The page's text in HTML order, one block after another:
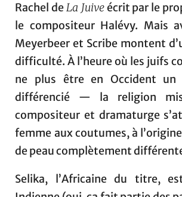
Rachel deLa Juiveécrit par le
le compositeur Halévy. Mais
Meyerbeer et Scribe montent
difficulté. À l’heure où les juifs
ne plus être en Occident un
différencié — la religion
compositeur et dramaturge
femme aux coutumes, à
de peau complètement
Selika, l’Africaine du titre,